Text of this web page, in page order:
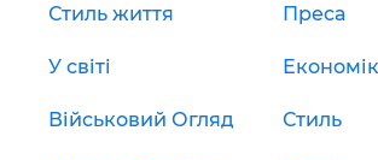
Стиль життя Преса
У світі
Військовий Огляд Стиль